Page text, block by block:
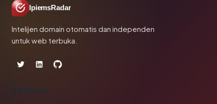
IpiemsRadar
Intelijen domain otomatis dan independen
untuk web terbuka.
PRODUK